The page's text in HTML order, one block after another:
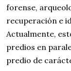
forense,
recuperación e
Actualmente,
predios en
predio de